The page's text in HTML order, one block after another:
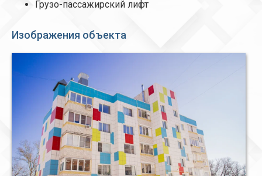
Грузо-пассажирский лифт
Изображения объекта